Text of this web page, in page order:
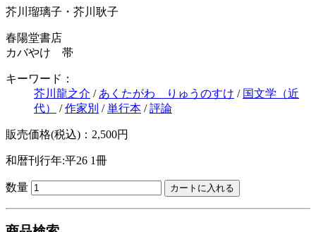
芥川瑠璃子・芥川耿子
春陽堂書店
カバやけ 帯
キーワード：
芥川龍之介 / あくたがわ りゅうのすけ / 国文学（近
代）
/作家別 /単行本 /評論
販売価格(税込)：2,500円
和暦刊行年:平26 1冊
数量